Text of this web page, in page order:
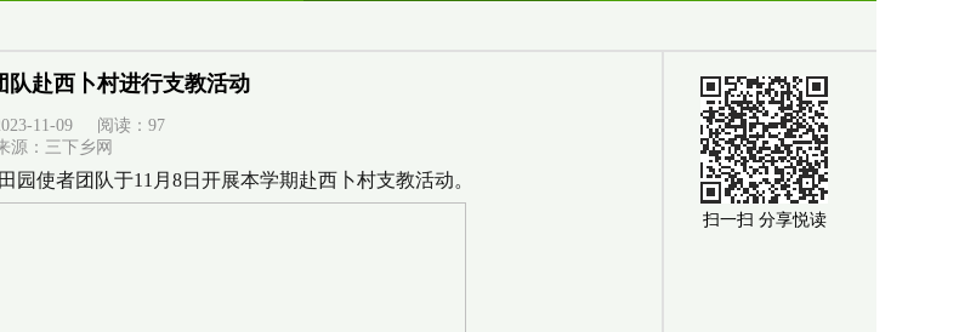
队赴西卜村进行支教活动
11-09 阅读： 97
源：三下乡网
使者团队于11月8日开展本学期赴西卜村支教活动。
扫一扫 分享悦读